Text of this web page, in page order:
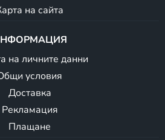
на сайта
на личните данни
условия
Доставка
Рекламация
Плащане